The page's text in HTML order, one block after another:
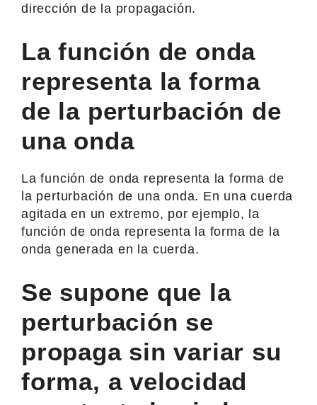
dirección de la propagación.
La función de onda
representa la forma
de la perturbación de
una onda
La función de onda representa la forma de
la perturbación de una onda. En una cuerda
agitada en un extremo, por ejemplo, la
función de onda representa la forma de la
onda generada en la cuerda.
Se supone que la
perturbación se
propaga sin variar su
forma, a velocidad